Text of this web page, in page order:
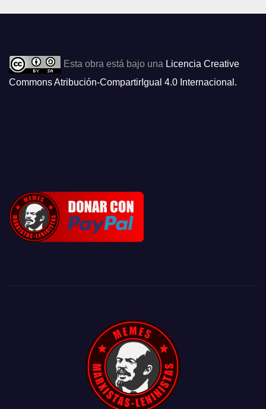
Esta obra está bajo una Licencia Creative
Commons Atribución-CompartirIgual 4.0 Internacional .